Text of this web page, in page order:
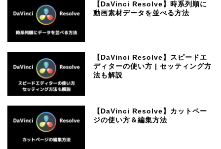
【DaVinci Resolve】時系列順に
動画素材データを並べる方法
【DaVinci Resolve】スピードエ
ディターの使い方 | セッティング方
法も解説
【DaVinci Resolve】カットペー
ジの使い方＆編集方法